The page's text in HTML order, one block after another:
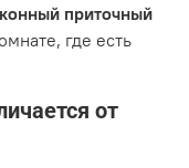
приточный
где есть
от